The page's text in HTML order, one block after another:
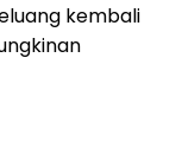
kembali